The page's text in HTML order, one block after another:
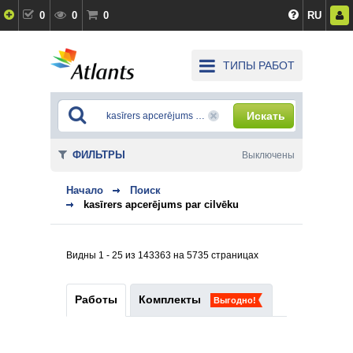
0 0 0 RU
ТИПЫ РАБОТ
Искать
Начало
Поиск
kasīrers apcerējums par cilvēku
Видны 1 - 25 из 143363 на 5735 страницах
Работы Комплекты Выгодно!
ФИЛЬТРЫ Выключены